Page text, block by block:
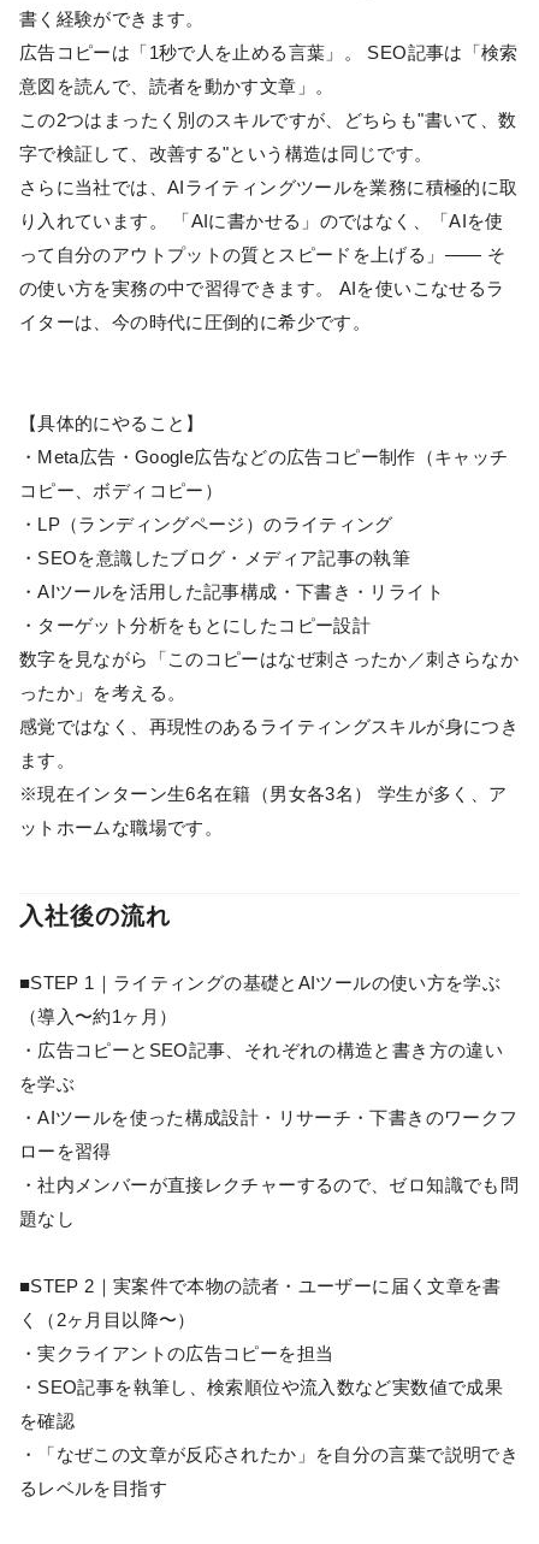
書く経験ができます。
広告コピーは「1秒で人を止める言葉」。 SEO記事は「検索
意図を読んで、読者を動かす文章」。
この2つはまったく別のスキルですが、どちらも"書いて、数
字で検証して、改善する"という構造は同じです。
さらに当社では、AIライティングツールを業務に積極的に取
り入れています。 「AIに書かせる」のではなく、「AIを使
って自分のアウトプットの質とスピードを上げる」—— そ
の使い方を実務の中で習得できます。 AIを使いこなせるラ
イターは、今の時代に圧倒的に希少です。
【具体的にやること】
・Meta広告・Google広告などの広告コピー制作（キャッチ
コピー、ボディコピー）
・LP（ランディングページ）のライティング
・SEOを意識したブログ・メディア記事の執筆
・AIツールを活用した記事構成・下書き・リライト
・ターゲット分析をもとにしたコピー設計
数字を見ながら「このコピーはなぜ刺さったか／刺さらなか
ったか」を考える。
感覚ではなく、再現性のあるライティングスキルが身につき
ます。
※現在インターン生6名在籍（男女各3名） 学生が多く、ア
ットホームな職場です。
入社後の流れ
■STEP 1｜ライティングの基礎とAIツールの使い方を学ぶ
（導入〜約1ヶ月）
・広告コピーとSEO記事、それぞれの構造と書き方の違い
を学ぶ
・AIツールを使った構成設計・リサーチ・下書きのワークフ
ローを習得
・社内メンバーが直接レクチャーするので、ゼロ知識でも問
題なし
■STEP 2｜実案件で本物の読者・ユーザーに届く文章を書
く（2ヶ月目以降〜）
・実クライアントの広告コピーを担当
・SEO記事を執筆し、検索順位や流入数など実数値で成果
を確認
・「なぜこの文章が反応されたか」を自分の言葉で説明でき
るレベルを目指す